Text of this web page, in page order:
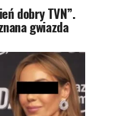
dobry TVN”.
gwiazda